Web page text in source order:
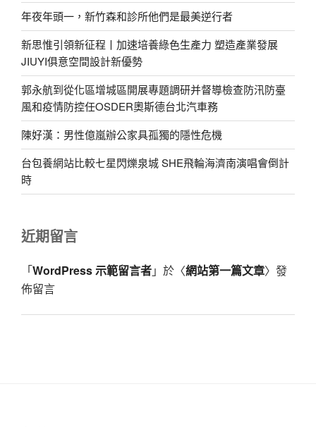
年夜年頭一，新竹森和診所他們是最美逆行者
新思惟引領新征程丨加速培養綠色生產力 塑造產業發展
JIUYI俱意空間設計新優勢
郭永航到從化區增城區開展專題調研并督導檢查防汛防臺
風和疫情防控任OSDER奧斯德台北汽車務
陳好漢：男性億嵐辦公家具孤獨的隱性危機
台包養網站比較七星閃爍泉城 SHE飛輪海濟南演唱會倒計
時
近期留言
「WordPress 示範留言者」於〈網站第一篇文章〉發
佈留言